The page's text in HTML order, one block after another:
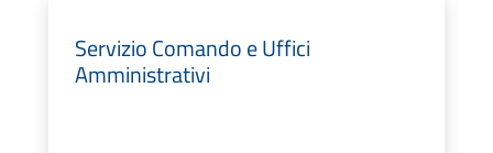
Servizio Comando e Uffici
Amministrativi